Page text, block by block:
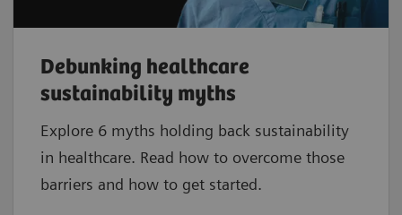
Debunking healthcare
sustainability myths
Explore 6 myths holding back sustainability
in healthcare. Read how to overcome those
barriers and how to get started.